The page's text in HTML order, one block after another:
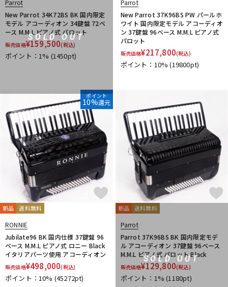
SOLD OUT
Parrot
New Parrot 34K72BS BK 国内限定
モデル アコーディオン 34鍵盤 72ベ
ース M.M.L ピアノ式 パロット
販売価格¥159,500(税込)
ポイント：1% (1450pt)
Parrot
New Parrot 37K96BS PW パールホ
ワイト 国内限定モデル アコーディオ
ン 37鍵盤 96ベース M.M.L ピアノ式
パロット
販売価格¥217,800(税込)
ポイント：10%(19800pt)
ポイント
10%還元
新品 送料無料
RONNIE
Jubilate96 BK 国内仕様 37鍵盤 96
ベース M.M.L ピアノ式 ロニー Black
イタリアパーツ使用 アコーディオン
販売価格¥498,000(税込)
ポイント：10% (45272pt)
SOLD OUT
新品 送料無料
Parrot
Parrot 37K96BS BK 国内限定モデ
ル アコーディオン 37鍵盤 96ベース
M.M.L ピアノ式 パロット Black
販売価格¥129,800(税込)
ポイント：1%(1180pt)